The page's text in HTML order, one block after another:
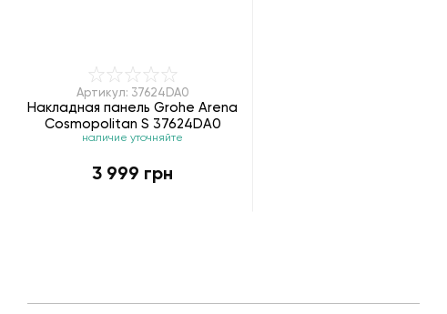
Артикул: 37624DA0
Накладная панель Grohe Arena
Cosmopolitan S 37624DA0
наличие уточняйте
3 999 грн